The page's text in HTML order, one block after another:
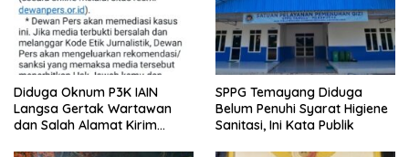
Diduga Oknum P3K IAIN
Langsa Gertak Wartawan
dan Salah Alamat Kirim
SPPG Temayang Diduga
Belum Penuhi Syarat Higiene
Sanitasi, Ini Kata Publik